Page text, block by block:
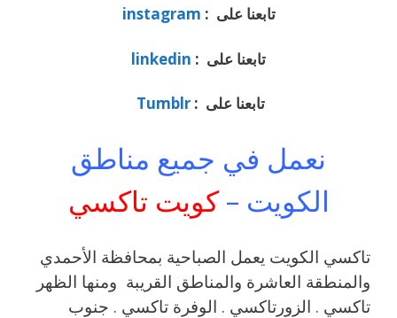
تابعنا على : instagram
تابعنا على : linkedin
تابعنا على :Tumblr
نعمل في جميع مناطق
الكويت – كويت تاكسي
تاكسي الكويت يعمل الصباحية بمحافظة الأحمدي
والمنطقة العاشرة والمناطق القريبة ‎ ومنها الظهر
تاكسي . الزورتاكسي . الوفرة تاكسي . جنوب